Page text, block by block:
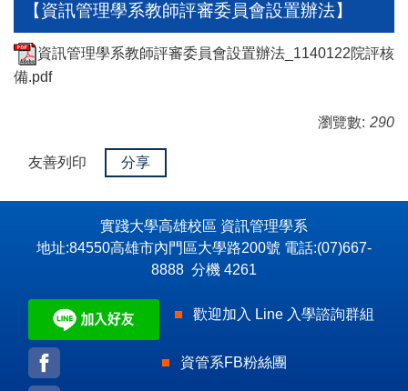
【資訊管理學系教師評審委員會設置辦法】
資訊管理學系教師評審委員會設置辦法_1140122院評核
備.pdf
瀏覽數: 290
友善列印 分享
實踐大學高雄校區 資訊管理學系
地址:84550高雄市內門區大學路200號 電話:(07)667-
8888 分機 4261
歡迎加入 Line 入學諮詢群組
資管系FB粉絲團